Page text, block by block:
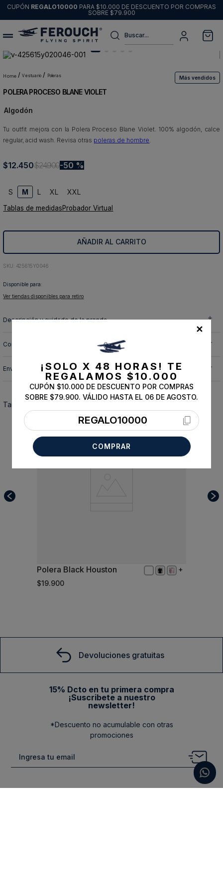
CUPÓN REGALO10000 PARA $10.000 DE DESCUENTO POR COMPRAS
SOBRE $79.900
Buscar...
vestuario poleras Más vendidos
POLERA PROCESO BLANE VIOLET
Algodón
Tu outfit mejora con la Polera Proceso Blane Violet. 100% algodón, calce
regular, acid wash. Revisa otras poleras de hombre.
$12.450$24.900 50 %
S M L XL XXL
Tablas de medidasProbador Virtual
AÑADIR AL CARRITO
: 425615Y0046
Disponible para:
Ver tiendas disponibles para retiro
Descripción y cuidado de la prenda
Composición
Envíos, cambios y devoluciones
También te podría interesar
XXL
ESSENTIAL
Polera Black Houston
$19.900
Devoluciones gratuitas
15% Dcto en tu primera compra
¡Suscribete a nuestro
newsletter!
*Descuento no acumulable con otras
promociones
✕
¡SOLO X 48 HORAS! TE
REGALAMOS $10.000
CUPÓN $10.000 DE DESCUENTO POR COMPRAS
SOBRE $79.900. VÁLIDO HASTA EL 06 DE AGOSTO.
REGALO10000
COMPRAR
1.
sweater
2.
chaquetas
3.
pantalon
4.
camisas
6.
jeans
chaqueta
10. abrigo